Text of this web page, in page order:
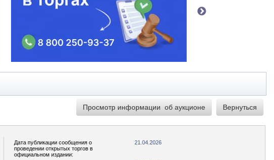
Дата публикации сообщения о
проведении открытых торгов в
официальном издании:
21.04.2026